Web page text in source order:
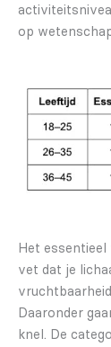
op
Het
vet dat je
Daaronder
knel. De